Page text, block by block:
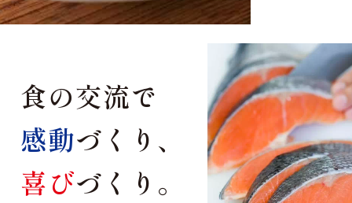
食の交流で
感動づ く り、
喜びづ く り。